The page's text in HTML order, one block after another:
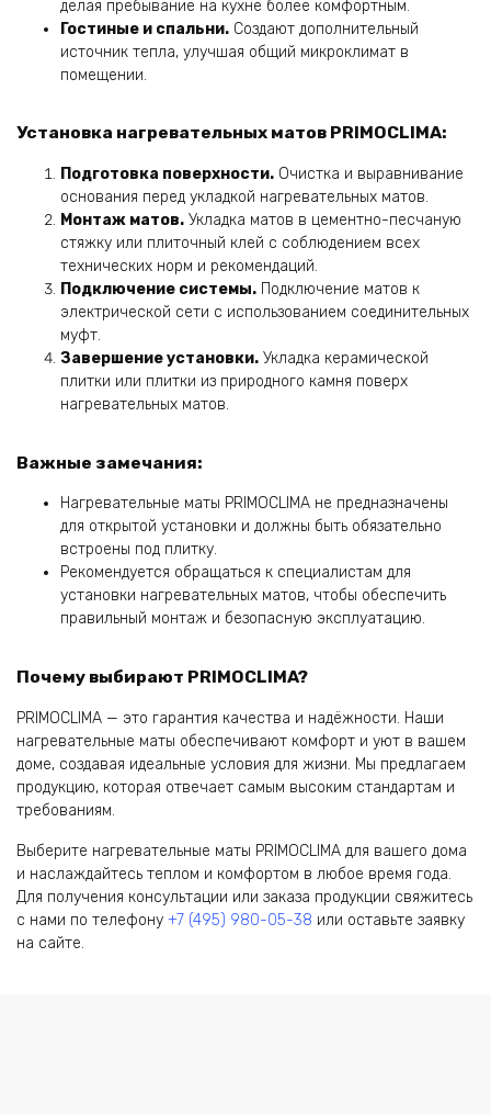
делая пребывание на кухне более комфортным.
Гостиные и спальни. Создают дополнительный
источник тепла, улучшая общий микроклимат в
помещении.
Установка нагревательных матов PRIMOCLIMA:
Подготовка поверхности. Очистка и выравнивание
основания перед укладкой нагревательных матов.
Монтаж матов. Укладка матов в цементно-песчаную
стяжку или плиточный клей с соблюдением всех
технических норм и рекомендаций.
Подключение системы. Подключение матов к
электрической сети с использованием соединительных
муфт.
Завершение установки. Укладка керамической
плитки или плитки из природного камня поверх
нагревательных матов.
Важные замечания:
Нагревательные маты PRIMOCLIMA не предназначены
для открытой установки и должны быть обязательно
встроены под плитку.
Рекомендуется обращаться к специалистам для
установки нагревательных матов, чтобы обеспечить
правильный монтаж и безопасную эксплуатацию.
Почему выбирают PRIMOCLIMA?
PRIMOCLIMA — это гарантия качества и надёжности. Наши
нагревательные маты обеспечивают комфорт и уют в вашем
доме, создавая идеальные условия для жизни. Мы предлагаем
продукцию, которая отвечает самым высоким стандартам и
требованиям.
Выберите нагревательные маты PRIMOCLIMA для вашего дома
и наслаждайтесь теплом и комфортом в любое время года.
Для получения консультации или заказа продукции свяжитесь
с нами по телефону +7 (495) 980-05-38 или оставьте заявку
на сайте.